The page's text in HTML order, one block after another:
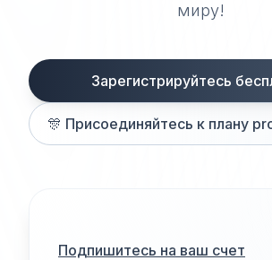
миру!
Зарегистрируйтесь
🎊 Присоединяйтесь к плану
Подпишитесь на ваш счет